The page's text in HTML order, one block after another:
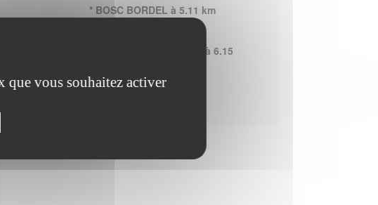
* BOSC BORDEL à 5.11 km
* NEUVILLE FERRIERES à 6.15
que vous souhaitez activer